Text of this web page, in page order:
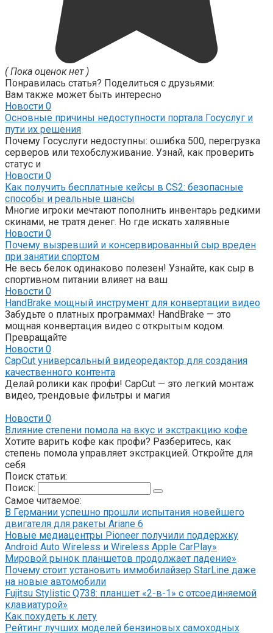
( Пока оценок нет )
Понравилась статья? Поделиться с друзьями:
Вам также может быть интересно
Новости 0
Основные причины недоступности портала Госуслуг и
пути их решения
Почему Госуслуги недоступны: ошибка 500, перегрузка
серверов или техобслуживание. Узнай, как проверить
статус и
Новости 0
Как получить бесплатные кейсы в CS2: безопасные
способы и реальные шансы
Многие игроки мечтают пополнить инвентарь редкими
скинами, не тратя денег. Но где искать халявные
Новости 0
Почему вызревший и консервированный сыр вреден
при занятии спортом
Не весь белок одинаково полезен! Узнайте, как сыр в
спортивном питании влияет на ваш
Новости 0
HandBrake мощный инструмент для конвертации видео
Забудьте о платных программах! HandBrake — это
мощная конвертация видео с открытым кодом.
Превращайте
Новости 0
CapCut универсальный видеоредактор для создания
качественного контента
Делай ролики как профи! CapCut — это легкий монтаж
видео, трендовые фильтры и магия
Новости 0
Влияние степени помола на вкус и экстракцию кофе
Хотите варить кофе как профи? Разберитесь, как
степень помола управляет экстракцией. Откройте для
себя
Поиск статьи:
Поиск:
Самое читаемое:
В Германии успешно прошли испытания новейшего
двигателя для ракеты Ariane 6
Новые медиацентры Pioneer получили поддержку
Android Auto Wireless и Wireless Apple CarPlay»
Мировой рынок планшетов продолжает падение»
Почему стоит установить иммобилайзер StarLine даже
на новые автомобили
Fujitsu Stylistic Q738: планшет «2-в-1» с отсоединяемой
клавиатурой»
Как похудеть к лету
Рейтинг лучших моделей бензиновых самоходных